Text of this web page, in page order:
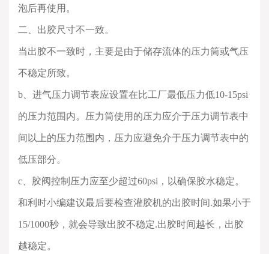
泡后再使用。
二、出胶尺寸不一致。
当出胶不一致时，主要是由于储存流体的压力筒或气压
不稳定所致。
b 、进气压力调节表应设置在比工厂最低压力低10-15psi
的压力范围内。压力筒使用的压力应介于压力调节表中
间以上的压力范围内，压力应避免介于压力调节表中的
低压部分。
c 、胶阀控制压力应至少超过60psi ，以确保胶水稳定。
和利时小编建议最后要检查灌胶机的出胶时间 .如果小于
15/1000秒，就会导致出胶不稳定.出胶时间越长，出胶
越稳定。